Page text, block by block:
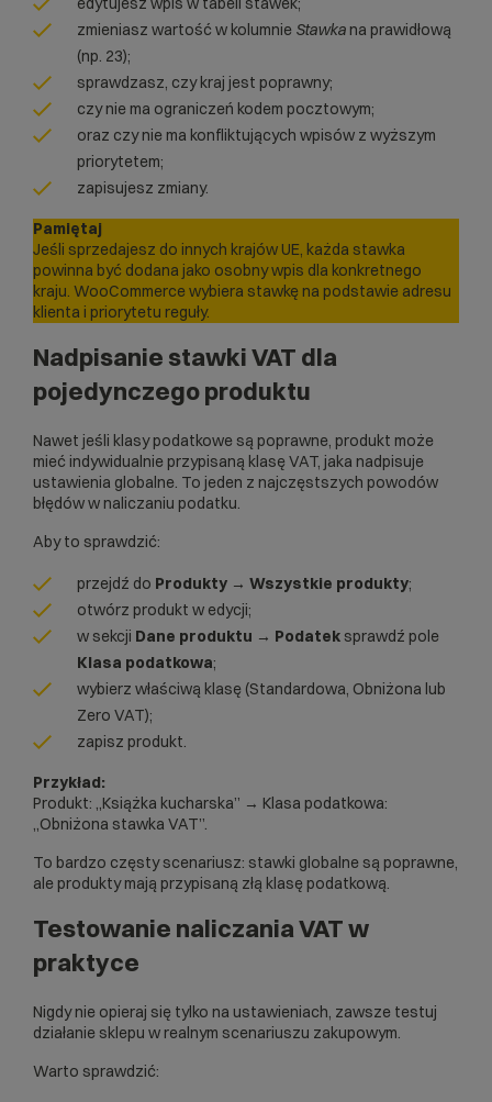
zmieniasz wartość w kolumnie Stawka na prawidłową
(np. 23);
sprawdzasz, czy kraj jest poprawny;
czy nie ma ograniczeń kodem pocztowym;
oraz czy nie ma konfliktujących wpisów z wyższym
priorytetem;
zapisujesz zmiany.
Pamiętaj
Jeśli sprzedajesz do innych krajów UE, każda stawka
powinna być dodana jako osobny wpis dla konkretnego
kraju. WooCommerce wybiera stawkę na podstawie adresu
klienta i priorytetu reguły.
Nadpisanie stawki VAT dla
pojedynczego produktu
Nawet jeśli klasy podatkowe są poprawne, produkt może
mieć indywidualnie przypisaną klasę VAT, jaka nadpisuje
ustawienia globalne. To jeden z najczęstszych powodów
błędów w naliczaniu podatku.
Aby to sprawdzić:
przejdź do Produkty → Wszystkie produkty;
otwórz produkt w edycji;
w sekcji Dane produktu → Podateksprawdź pole
Klasa podatkowa;
wybierz właściwą klasę (Standardowa, Obniżona lub
Zero VAT);
zapisz produkt.
Przykład:
Produkt: „Książka kucharska” → Klasa podatkowa:
„Obniżona stawka VAT”.
To bardzo częsty scenariusz: stawki globalne są poprawne,
ale produkty mają przypisaną złą klasę podatkową.
Testowanie naliczania VAT w
praktyce
Nigdy nie opieraj się tylko na ustawieniach, zawsze testuj
działanie sklepu w realnym scenariuszu zakupowym.
Warto sprawdzić: